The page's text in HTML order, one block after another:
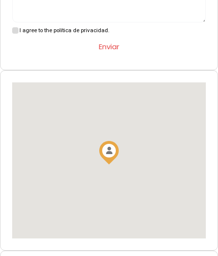
I agree to the política de privacidad.
Enviar